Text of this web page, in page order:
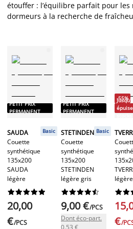
étouffer : l’équilibre parfait pour les
dormeurs à la recherche de
PETIT PRIX
PERMANENT
SAUDA
Couette
synthétique
135x200
SAUDA
légère
Basic






20,00
€/PCS
PETIT PRIX
PERMANENT
STETINDEN
Couette
synthétique
135x200
STETINDEN
légère gris
Basic






9,00 €/PCS
Dont éco-part.
0.53 €
-55%
Jusqu'à
stocks
légère



€/